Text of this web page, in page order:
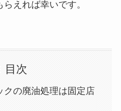
えれば幸いです。
目次
クの廃油処理は固定店